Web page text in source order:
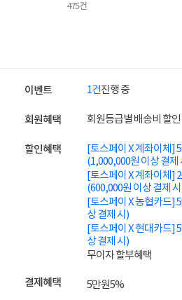
475건
이벤트 1건진행 중
회원혜택 회원등급별 배송비 할인
할인혜택
[토스페이 X 계좌이체]
(1,000,000원 이상 결제
[토스페이 X 계좌이체]
(600,000원 이상 결제
[토스페이 X 농협카드]
상 결제 시)
[토스페이 X 현대카드]
상 결제 시)
무이자 할부혜택
결제혜택 5만원5%